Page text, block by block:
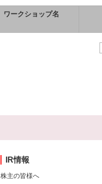
ワークショップ名
IR情報
株主の皆様へ